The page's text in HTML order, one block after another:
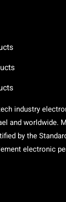
industry
and worldwide.
by the
electronic